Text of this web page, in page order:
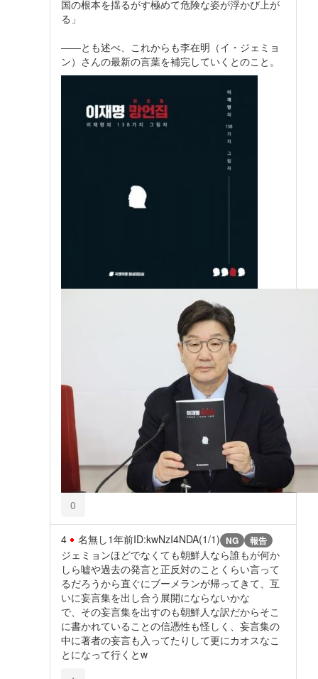
国の根本を揺るがす極めて危険な姿が浮かび上が
る」
――とも述べ、これからも李在明（イ・ジェミョ
ン）さんの最新の言葉を補完していくとのこと。
0
4 名無し1年前ID:kwNzI4NDA(1/1) NG 報告
ジェミョンほどでなくても朝鮮人なら誰もが何か
しら嘘や過去の発言と正反対のことくらい言って
るだろうから直ぐにブーメランが帰ってきて、互
いに妄言集を出し合う展開にならないかな
で、その妄言集を出すのも朝鮮人な訳だからそこ
に書かれていることの信憑性も怪しく、妄言集の
中に著者の妄言も入ってたりして更にカオスなこ
とになって行くとw